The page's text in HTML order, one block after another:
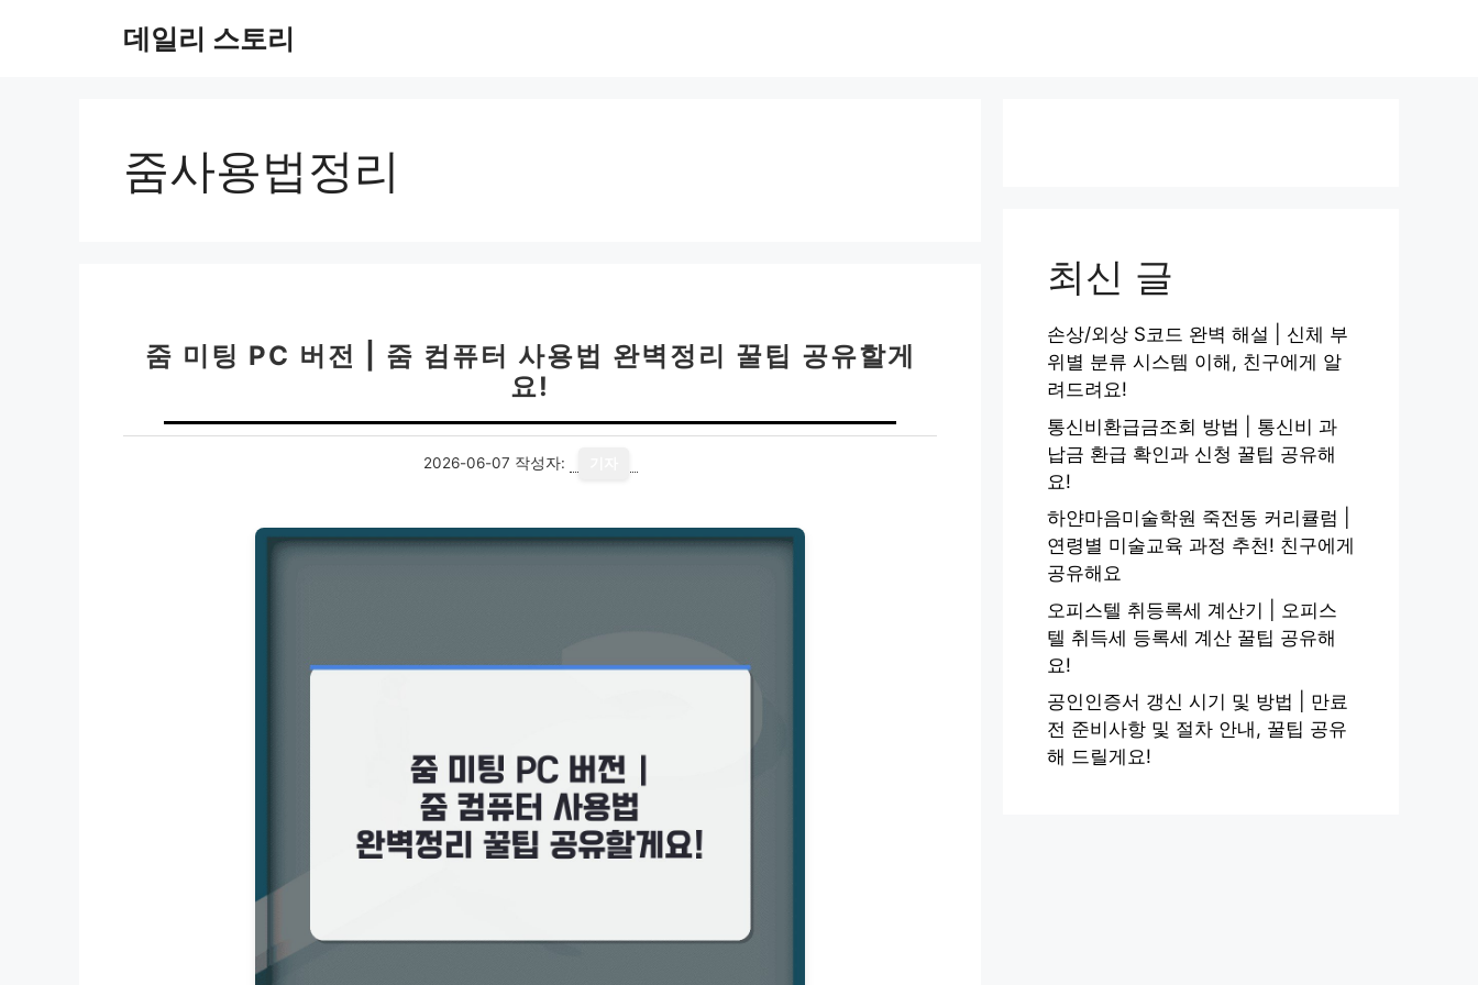
데일리 스토리
줌사용법정리
줌 미팅 PC 버전 | 줌 컴퓨터 사용법 완벽정리 꿀팁 공유할게
요!
2026-06-07 작성자:
최신 글
손상/외상 S코드 완벽 해설 | 신체 부
위별 분류 시스템 이해, 친구에게 알
려드려요!
통신비환급금조회 방법 | 통신비 과
납금 환급 확인과 신청 꿀팁 공유해
요!
하얀마음미술학원 죽전동 커리큘럼 |
연령별 미술교육 과정 추천! 친구에게
공유해요
오피스텔 취등록세 계산기 | 오피스
텔 취득세 등록세 계산 꿀팁 공유해
요!
공인인증서 갱신 시기 및 방법 | 만료
전 준비사항 및 절차 안내, 꿀팁 공유
해 드릴게요!